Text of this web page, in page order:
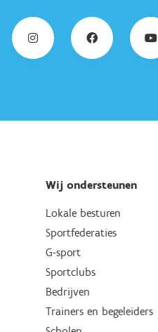
Wij ondersteunen
Lokale besturen
Sportfederaties
G-sport
Sportclubs
Bedrijven
Trainers en begeleiders